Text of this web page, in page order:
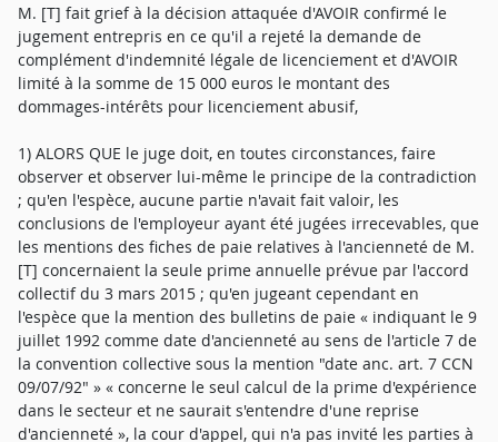
M. [T] fait grief à la décision attaquée d'AVOIR confirmé le
jugement entrepris en ce qu'il a rejeté la demande de
complément d'indemnité légale de licenciement et d'AVOIR
limité à la somme de 15 000 euros le montant des
dommages-intérêts pour licenciement abusif,
1) ALORS QUE le juge doit, en toutes circonstances, faire
observer et observer lui-même le principe de la contradiction
; qu'en l'espèce, aucune partie n'avait fait valoir, les
conclusions de l'employeur ayant été jugées irrecevables, que
les mentions des fiches de paie relatives à l'ancienneté de M.
[T] concernaient la seule prime annuelle prévue par l'accord
collectif du 3 mars 2015 ; qu'en jugeant cependant en
l'espèce que la mention des bulletins de paie « indiquant le 9
juillet 1992 comme date d'ancienneté au sens de l'article 7 de
la convention collective sous la mention "date anc. art. 7 CCN
09/07/92" » « concerne le seul calcul de la prime d'expérience
dans le secteur et ne saurait s'entendre d'une reprise
d'ancienneté », la cour d'appel, qui n'a pas invité les parties à